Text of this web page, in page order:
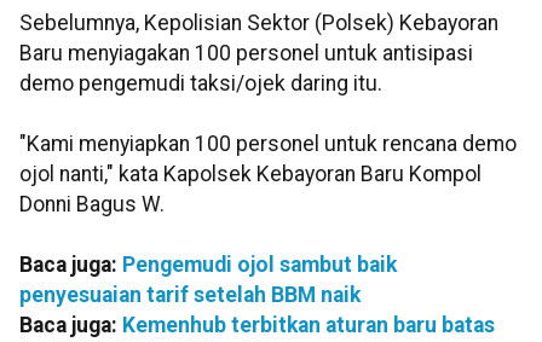
Sebelumnya, Kepolisian Sektor (Polsek) Kebayoran
Baru menyiagakan 100 personel untuk antisipasi
demo pengemudi taksi/ojek daring itu.
"Kami menyiapkan 100 personel untuk rencana demo
ojol nanti," kata Kapolsek Kebayoran Baru Kompol
Donni Bagus W.
Baca juga: Pengemudi ojol sambut baik
penyesuaian tarif setelah BBM naik
Baca juga: Kemenhub terbitkan aturan baru batas